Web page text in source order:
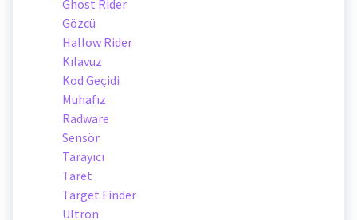
Ghost Rider
Gözcü
Hallow Rider
Kılavuz
Kod Geçidi
Muhafız
Radware
Sensör
Tarayıcı
Taret
Target Finder
Ultron